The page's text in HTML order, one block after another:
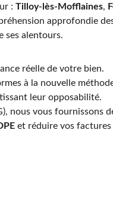
: Tilloy-lès-Mofflaines,
approfondie
ses alentours.
réelle de votre bien.
à la nouvelle
leur opposabilité.
nous vous fournissons
et réduire vos factures